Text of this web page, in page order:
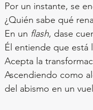
Por un instante, se
¿Quién sabe qué
En un flash, dase
Él entiende que está
Acepta la
Ascendiendo como
del abismo en un